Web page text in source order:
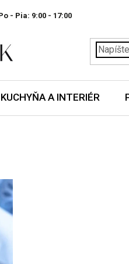
- Pia:
KUCHYŇA A INTERIÉR